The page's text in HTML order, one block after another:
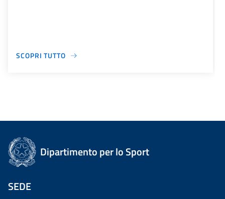
SCOPRI TUTTO
Dipartimento per lo Sport
SEDE